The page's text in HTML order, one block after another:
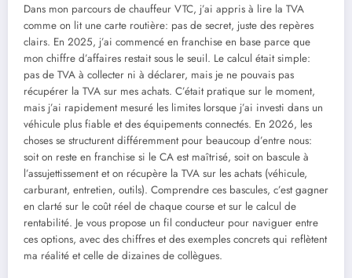
Dans mon parcours de chauffeur VTC, j’ai appris à lire la TVA
comme on lit une carte routière: pas de secret, juste des repères
clairs. En 2025, j’ai commencé en franchise en base parce que
mon chiffre d’affaires restait sous le seuil. Le calcul était simple:
pas de TVA à collecter ni à déclarer, mais je ne pouvais pas
récupérer la TVA sur mes achats. C’était pratique sur le moment,
mais j’ai rapidement mesuré les limites lorsque j’ai investi dans un
véhicule plus fiable et des équipements connectés. En 2026, les
choses se structurent différemment pour beaucoup d’entre nous:
soit on reste en franchise si le CA est maîtrisé, soit on bascule à
l’assujettissement et on récupère la TVA sur les achats (véhicule,
carburant, entretien, outils). Comprendre ces bascules, c’est gagner
en clarté sur le coût réel de chaque course et sur le calcul de
rentabilité. Je vous propose un fil conducteur pour naviguer entre
ces options, avec des chiffres et des exemples concrets qui reflètent
ma réalité et celle de dizaines de collègues.